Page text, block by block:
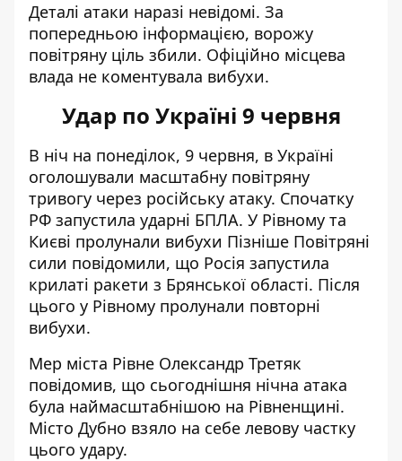
Деталі атаки наразі невідомі. За
попередньою інформацією, ворожу
повітряну ціль збили. Офіційно місцева
влада не коментувала вибухи.
Удар по Україні 9 червня
В ніч на понеділок, 9 червня, в Україні
оголошували масштабну повітряну
тривогу через російську атаку. Спочатку
РФ запустила ударні БПЛА. У Рівному та
Києві пролунали вибухи Пізніше Повітряні
сили повідомили, що Росія запустила
крилаті ракети з Брянської області. Після
цього у Рівному пролунали повторні
вибухи.
Мер міста Рівне Олександр Третяк
повідомив, що сьогоднішня нічна атака
була наймасштабнішою на Рівненщині.
Місто Дубно взяло на себе левову частку
цього удару.